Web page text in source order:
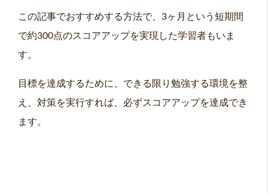
この記事でおすすめする方法で、3ヶ月という短期間
で約300点のスコアアップを実現した学習者もいま
す。
目標を達成するために、できる限り勉強する環境を整
え、対策を実行すれば、必ずスコアアップを達成でき
ます。